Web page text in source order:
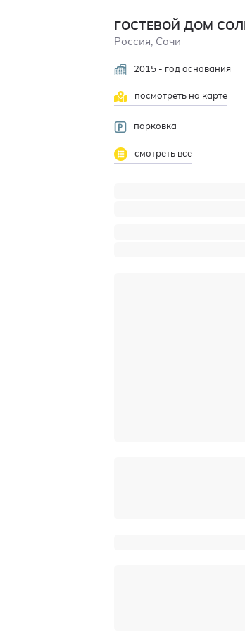
ГОСТЕВОЙ ДОМ
Россия, Сочи
2015 - год основания
посмотреть на карте
парковка
смотреть все